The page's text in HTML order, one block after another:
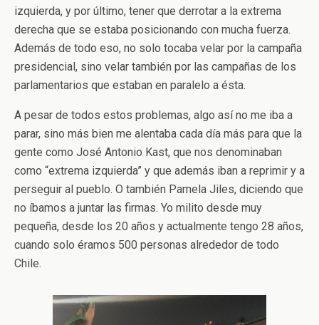
izquierda, y por último, tener que derrotar a la extrema
derecha que se estaba posicionando con mucha fuerza.
Además de todo eso, no solo tocaba velar por la campaña
presidencial, sino velar también por las campañas de los
parlamentarios que estaban en paralelo a ésta.
A pesar de todos estos problemas, algo así no me iba a
parar, sino más bien me alentaba cada día más para que la
gente como José Antonio Kast, que nos denominaban
como “extrema izquierda” y que además iban a reprimir y a
perseguir al pueblo. O también Pamela Jiles, diciendo que
no íbamos a juntar las firmas. Yo milito desde muy
pequeña, desde los 20 años y actualmente tengo 28 años,
cuando solo éramos 500 personas alrededor de todo
Chile.